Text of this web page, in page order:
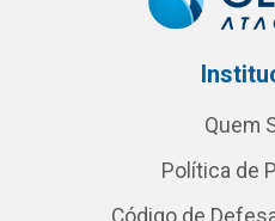
Quem
Política de
Código de